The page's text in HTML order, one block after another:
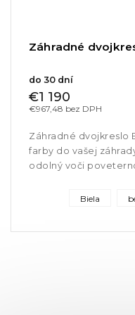
Záhradné
do 30 dní
€967,48 bez DPH
€1 190
Záhradné dvojkreslo
farby do vašej
odolný voči
Biela